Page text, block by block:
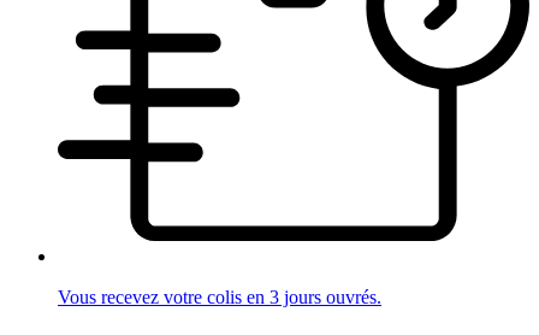
Vous recevez votre colis en 3 jours ouvrés.